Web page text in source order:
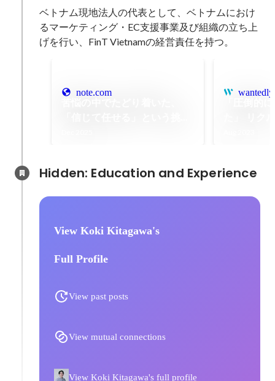
ベトナム現地法人の代表として、ベトナムにおけ
るマーケティング・EC支援事業及び組織の立ち上
げを行い、FinT Vietnamの経営責任を持つ。
note.com
View Koki Kitagawa's
Full Profile
View past posts
View mutual connections
View Koki Kitagawa's full profile